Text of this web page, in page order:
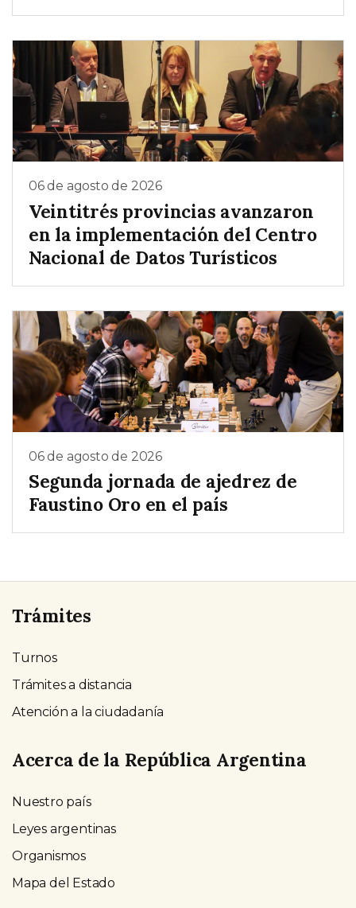
06 de agosto de 2026
Veintitrés provincias avanzaron
en la implementación del Centro
Nacional de Datos Turísticos
06 de agosto de 2026
Segunda jornada de ajedrez de
Faustino Oro en el país
Trámites
Turnos
Trámites a distancia
Atención a la ciudadanía
Acerca de la República Argentina
Nuestro país
Leyes argentinas
Organismos
Mapa del Estado